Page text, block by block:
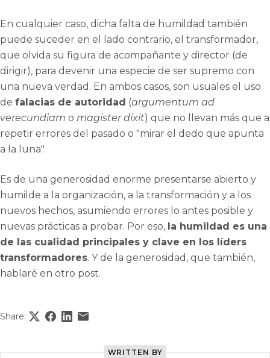
En cualquier caso, dicha falta de humildad también
puede suceder en el lado contrario, el transformador,
que olvida su figura de acompañante y director (de
dirigir), para devenir una especie de ser supremo con
una nueva verdad. En ambos casos, son usuales el uso
de falacias de autoridad (argumentum ad
verecundiam o magister dixit) que no llevan más que a
repetir errores del pasado o "mirar el dedo que apunta
a la luna".
Es de una generosidad enorme presentarse abierto y
humilde a la organización, a la transformación y a los
nuevos hechos, asumiendo errores lo antes posible y
nuevas prácticas a probar. Por eso, la humildad es una
de las cualidad principales y clave en los líders
transformadores. Y de la generosidad, que también,
hablaré en otro post.
Share:
WRITTEN BY